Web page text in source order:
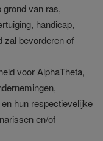
grond van ras,
handicap,
zal bevorderen of
voor AlphaTheta,
hun respectievelijke
en/of